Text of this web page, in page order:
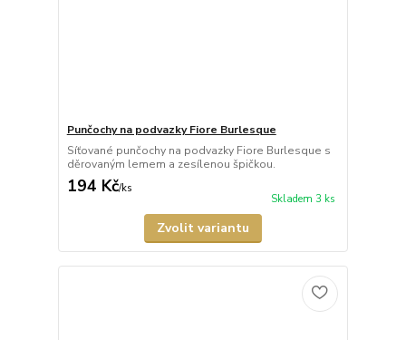
Punčochy na podvazky Fiore Burlesque
Síťované punčochy na podvazky Fiore Burlesque s
děrovaným lemem a zesílenou špičkou.
194 Kč/ks
Skladem 3 ks
Zvolit variantu